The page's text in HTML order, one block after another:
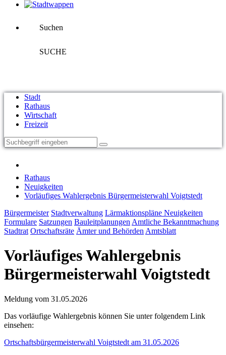
Suchen
SUCHE
Stadt
Rathaus
Wirtschaft
Freizeit
Rathaus
Neuigkeiten
Vorläufiges Wahlergebnis Bürgermeisterwahl Voigtstedt
Bürgermeister Stadtverwaltung Lärmaktionspläne Neuigkeiten
Formulare Satzungen Bauleitplanungen Amtliche Bekanntmachung
Stadtrat Ortschaftsräte Ämter und Behörden Amtsblatt
Vorläufiges Wahlergebnis
Bürgermeisterwahl Voigtstedt
Meldung vom 31.05.2026
Das vorläufige Wahlergebnis können Sie unter folgendem Link
einsehen:
Ortschaftsbürgermeisterwahl Voigtstedt am 31.05.2026